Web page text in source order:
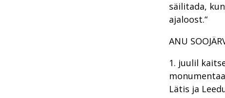
säilitada,
ajaloost.“
ANU
1. juulil
Lätis ja